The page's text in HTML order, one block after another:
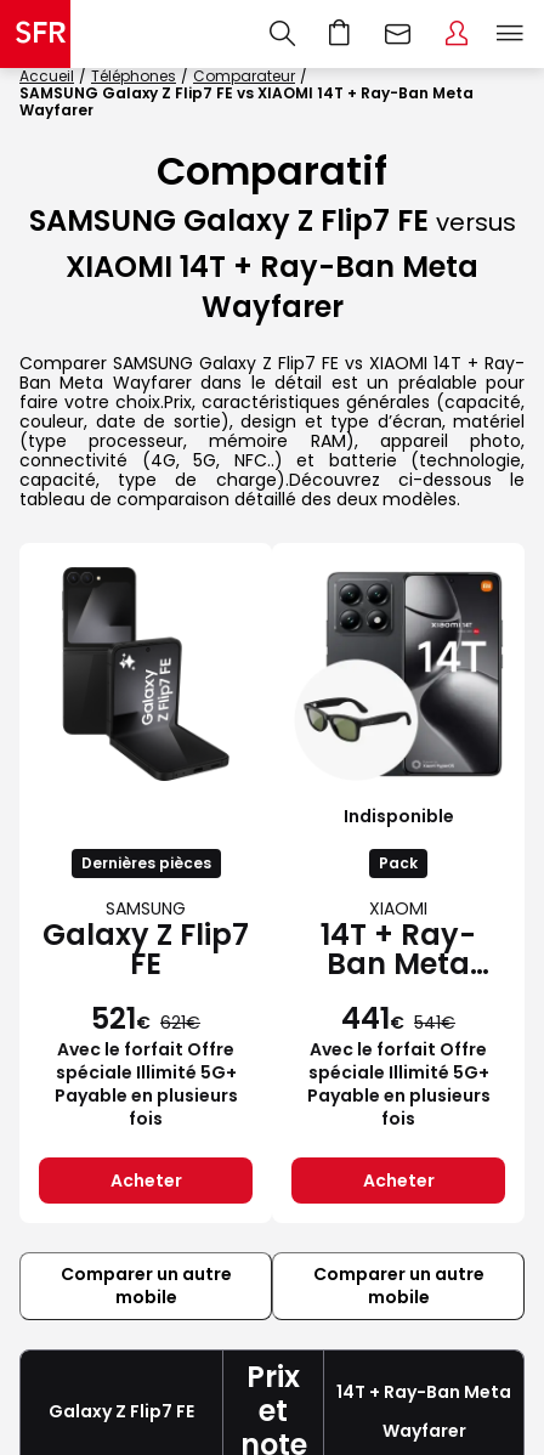
Accueil Téléphones
Comparateur
SAMSUNG Galaxy Z Flip7 FE vs XIAOMI 14T + Ray-Ban Meta
Wayfarer
Comparatif
SAMSUNG Galaxy Z Flip7 FE versus
XIAOMI 14T + Ray-Ban Meta
Wayfarer
Comparer SAMSUNG Galaxy Z Flip7 FE vs XIAOMI 14T + Ray-
Ban Meta Wayfarer dans le détail est un préalable pour
faire votre choix.Prix, caractéristiques générales (capacité,
couleur, date de sortie), design et type d’écran, matériel
(type processeur, mémoire RAM), appareil photo,
connectivité (4G, 5G, NFC..) et batterie (technologie,
capacité, type de charge).Découvrez ci-dessous le
tableau de comparaison détaillé des deux modèles.
Dernières pièces
SAMSUNG
Galaxy Z Flip7
FE
521€ 621
Avec le forfait Offre
spéciale Illimité 5G+
Payable en plusieurs
fois
Acheter
Indisponible
Pack
XIAOMI
14T + Ray-
Ban Meta
441€ 541
Avec le forfait Offre
spéciale Illimité 5G+
Payable en plusieurs
fois
Acheter
Comparer un autre
mobile
Comparer un autre
mobile
Galaxy Z Flip7 FE
Prix
et
note
14T + Ray-Ban Meta
Wayfarer